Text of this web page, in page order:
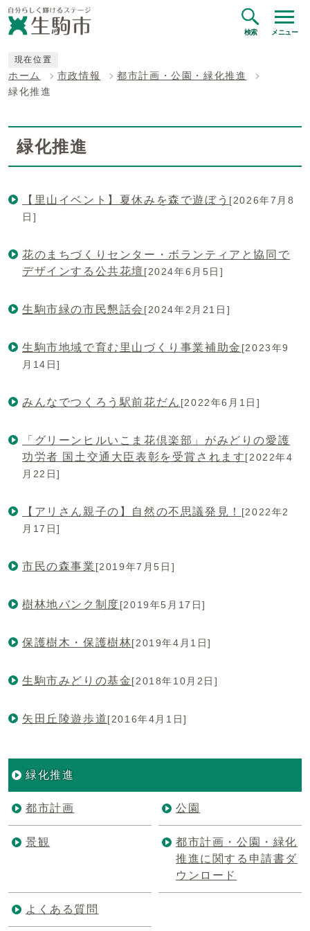
検索 メニュー
現在位置
ホーム 市政情報
都市計画・公園・緑化推進
緑化推進
緑化推進
【里山イベント】夏休みを森で遊ぼう [2026年7月8
日]
花のまちづくりセンター・ボランティアと協同で
デザインする公共花壇 [2024年6月5日]
生駒市緑の市民懇話会 [2024年2月21日]
生駒市地域で育む里山づくり事業補助金 [2023年9
月14日]
みんなでつくろう駅前花だん [2022年6月1日]
「グリーンヒルいこま花倶楽部」がみどりの愛護
功労者 国土交通大臣表彰を受賞されます[2022年4
月22日]
【アリさん親子の】自然の不思議発見！
[2022年2
月17日]
市民の森事業 [2019年7月5日]
樹林地バンク制度[2019年5月17日]
保護樹木・保護樹林[2019年4月1日]
生駒市みどりの基金[2018年10月2日]
矢田丘陵遊歩道[2016年4月1日]
緑化推進
都市計画 公園
景観
都市計画・公園・緑化
推進に関する申請書ダ
ウンロード
よくある質問